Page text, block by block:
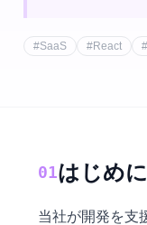
#SaaS #React #
01はじめに
当社が開発を支